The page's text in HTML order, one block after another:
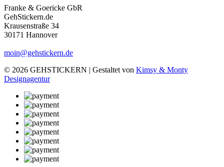
Franke & Goericke GbR
GehStickern.de
Krausenstraße 34
30171 Hannover
moin@gehstickern.de
© 2026 GEHSTICKERN | Gestaltet von Kimsy & Monty
Designagentur